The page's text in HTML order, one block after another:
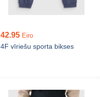
42.95 Eiro
4F vīriešu sporta bikses